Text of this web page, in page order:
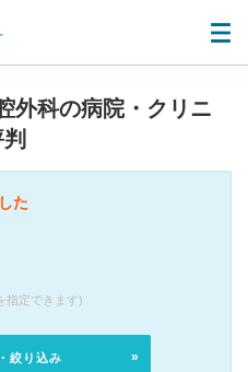
外科の病院・クリニ
た
指定できます)
絞り込み